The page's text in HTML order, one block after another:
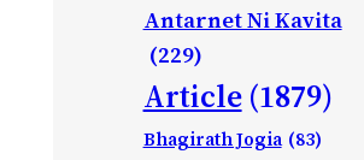
Antarnet Ni Kavita
(229)
Article (1879)
Bhagirath Jogia (83)